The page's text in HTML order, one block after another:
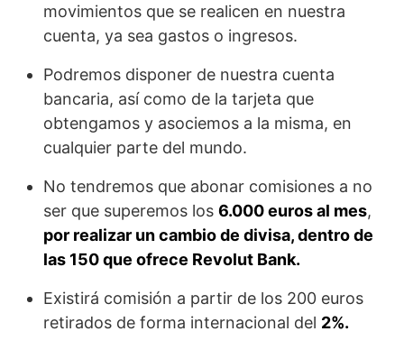
movimientos que se realicen en nuestra
cuenta, ya sea gastos o ingresos.
Podremos disponer de nuestra cuenta
bancaria, así como de la tarjeta que
obtengamos y asociemos a la misma, en
cualquier parte del mundo.
No tendremos que abonar comisiones a no
ser que superemos los 6.000 euros al mes,
por realizar un cambio de divisa, dentro de
las 150 que ofrece Revolut Bank.
Existirá comisión a partir de los 200 euros
retirados de forma internacional del 2%.